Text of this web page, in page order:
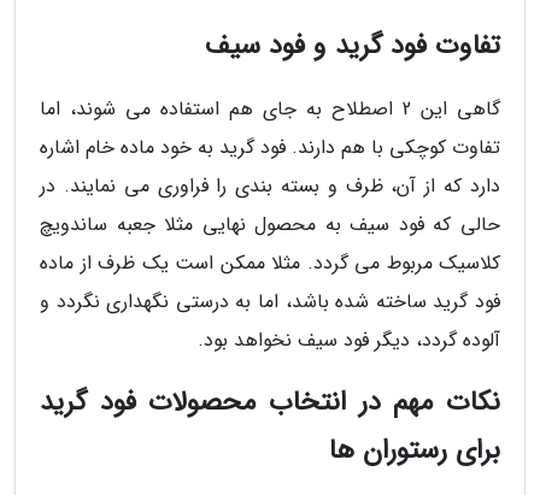
تفاوت فود گرید و فود سیف
گاهی این 2 اصطلاح به جای هم استفاده می شوند، اما
تفاوت کوچکی با هم دارند. فود گرید به خود ماده خام اشاره
دارد که از آن، ظرف و بسته بندی را فراوری می نمایند. در
حالی که فود سیف به محصول نهایی مثلا جعبه ساندویچ
کلاسیک مربوط می گردد. مثلا ممکن است یک ظرف از ماده
فود گرید ساخته شده باشد، اما به درستی نگهداری نگردد و
آلوده گردد، دیگر فود سیف نخواهد بود.
نکات مهم در انتخاب محصولات فود گرید
برای رستوران ها